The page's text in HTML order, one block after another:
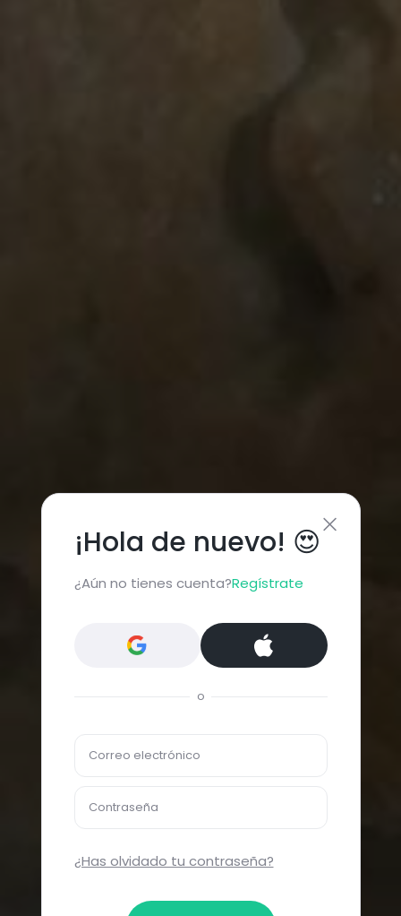
¡Hola de nuevo! 😍
¿Aún no tienes cuenta?Regístrate
o
Correo electrónico
Contraseña
¿Has olvidado tu contraseña?